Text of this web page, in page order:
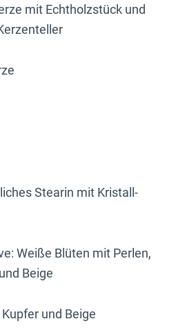
mit Echtholzstück und
Stearin mit Kristall-
Blüten mit Perlen,
Beige
und Beige